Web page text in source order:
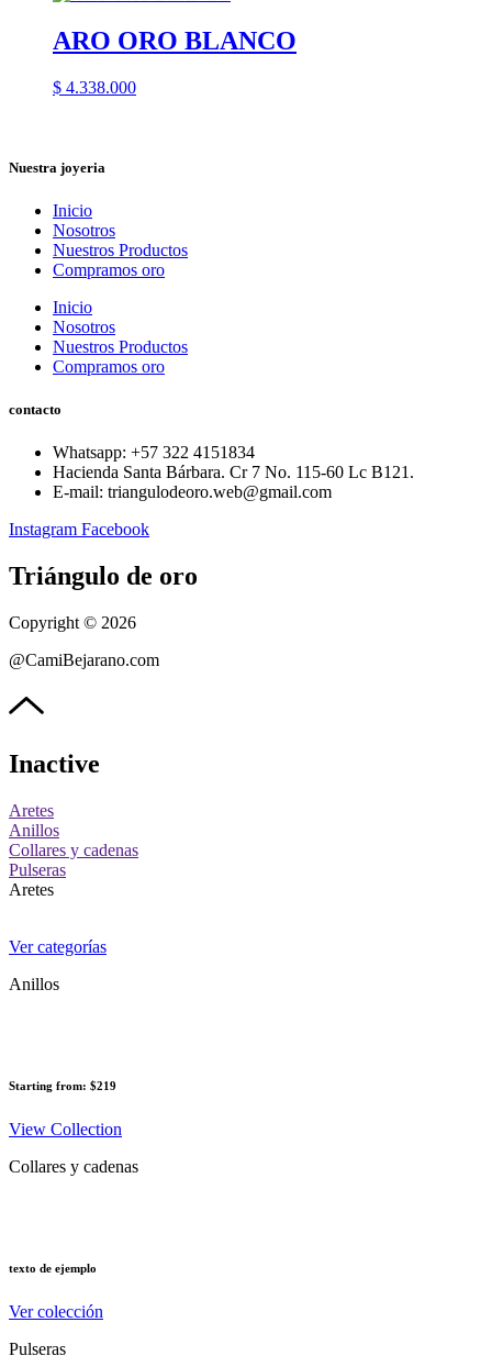
ARO ORO BLANCO
$ 4.338.000
Nuestra joyeria
Inicio
Nosotros
Nuestros Productos
Compramos oro
Inicio
Nosotros
Nuestros Productos
Compramos oro
contacto
Whatsapp: ‪+57 322 4151834‬
Hacienda Santa Bárbara. Cr 7 No. 115-60 Lc B121.
E-mail: triangulodeoro.web@gmail.com
Instagram Facebook
Triángulo de oro
Copyright © 2026
@CamiBejarano.com
Inactive
Aretes
Anillos
Collares y cadenas
Pulseras
Aretes
Ver categorías
Anillos
Starting from: $219
View Collection
Collares y cadenas
texto de ejemplo
Ver colección
Pulseras